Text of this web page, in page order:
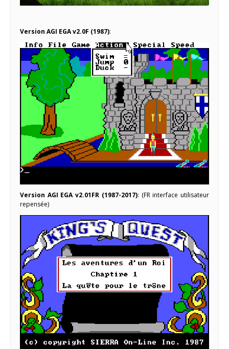
Version AGI EGA v2.0F (1987):
Version AGI EGA v2.01FR (1987-2017): (FR interface utilisateur
repensée)